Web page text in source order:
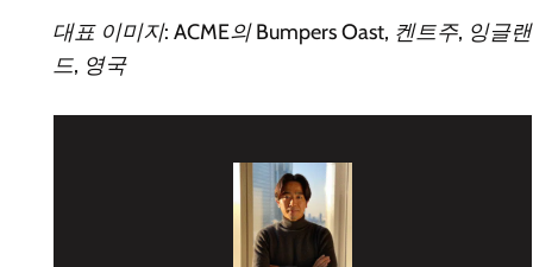
대표 이미지: ACME의 Bumpers Oast, 켄트주, 잉글랜
드, 영국